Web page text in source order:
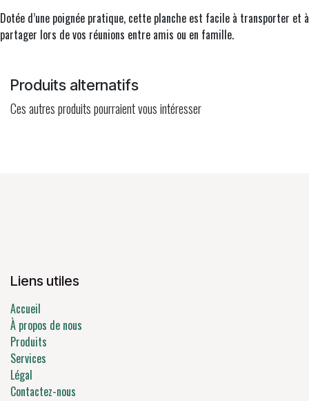
Dotée d’une poignée pratique, cette planche est facile à transporter et à
partager lors de vos réunions entre amis ou en famille.
Produits alternatifs
Ces autres produits pourraient vous intéresser
Liens utiles
Accueil
À propos de nous
Produits
Services
Légal
Contactez-nous